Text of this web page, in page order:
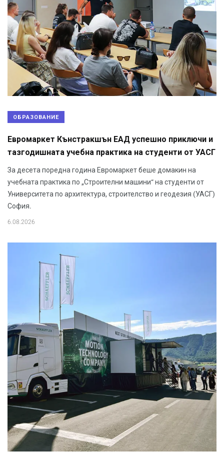
ОБРАЗОВАНИЕ
Евромаркет Кънстракшън ЕАД успешно приключи и
тазгодишната учебна практика на студенти от УАСГ
За десета поредна година Евромаркет беше домакин на
учебната практика по „Строителни машини“ на студенти от
Университета по архитектура, строителство и геодезия (УАСГ)
София.
6.08.2026